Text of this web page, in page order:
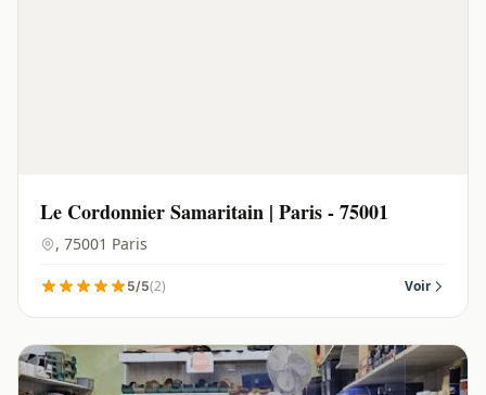
Le Cordonnier Samaritain | Paris - 75001
, 75001 Paris
5/5(2) Voir